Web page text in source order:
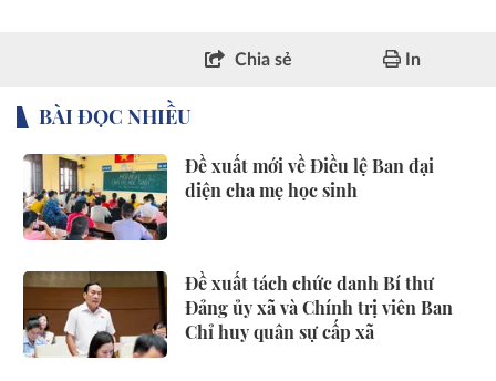
Chia sẻ In
BÀI ĐỌC NHIỀU
Đề xuất mới về Điều lệ Ban đại
diện cha mẹ học sinh
Đề xuất tách chức danh Bí thư
Đảng ủy xã và Chính trị viên Ban
Chỉ huy quân sự cấp xã